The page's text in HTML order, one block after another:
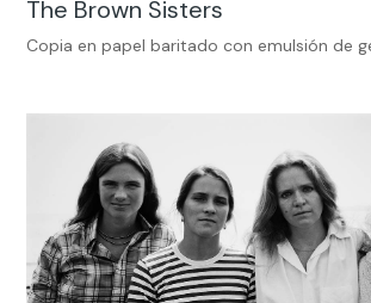
The Brown Sisters
Copia en papel baritado con emulsión de